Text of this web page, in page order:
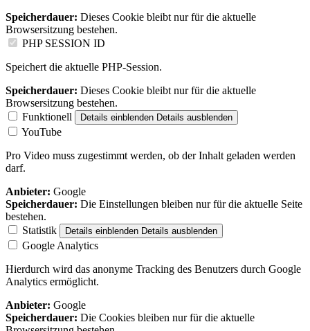
Speicherdauer: Dieses Cookie bleibt nur für die aktuelle
Browsersitzung bestehen.
PHP SESSION ID
Speichert die aktuelle PHP-Session.
Speicherdauer: Dieses Cookie bleibt nur für die aktuelle
Browsersitzung bestehen.
Funktionell
Details einblenden Details ausblenden
YouTube
Pro Video muss zugestimmt werden, ob der Inhalt geladen werden
darf.
Anbieter: Google
Speicherdauer: Die Einstellungen bleiben nur für die aktuelle Seite
bestehen.
Statistik
Details einblenden Details ausblenden
Google Analytics
Hierdurch wird das anonyme Tracking des Benutzers durch Google
Analytics ermöglicht.
Anbieter: Google
Speicherdauer: Die Cookies bleiben nur für die aktuelle